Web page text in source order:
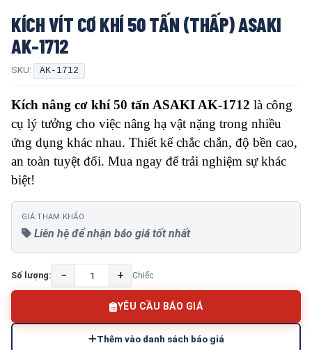
KÍCH VÍT CƠ KHÍ 50 TẤN (THẤP) ASAKI
AK-1712
SKU: AK-1712
Kích nâng cơ khí 50 tấn ASAKI AK-1712 là công
cụ lý tưởng cho việc nâng hạ vật nặng trong nhiều
ứng dụng khác nhau. Thiết kế chắc chắn, độ bền cao,
an toàn tuyệt đối. Mua ngay để trải nghiệm sự khác
biệt!
GIÁ THAM KHẢO
Liên hệ để nhận báo giá tốt nhất
Số lượng: − + Chiếc
YÊU CẦU BÁO GIÁ
Thêm vào danh sách báo giá